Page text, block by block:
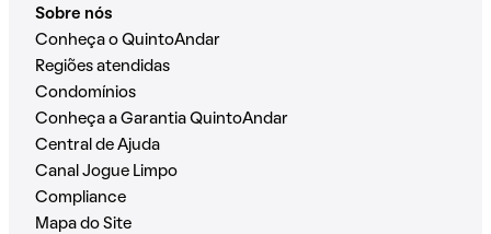
Sobre nós
Conheça o QuintoAndar
Regiões atendidas
Condomínios
Conheça a Garantia QuintoAndar
Central de Ajuda
Canal Jogue Limpo
Compliance
Mapa do Site